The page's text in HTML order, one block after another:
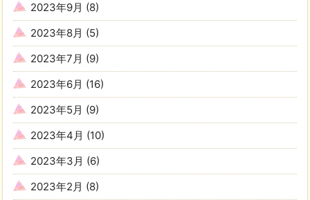
2023年9月 (8)
2023年8月 (5)
2023年7月 (9)
2023年6月 (16)
2023年5月 (9)
2023年4月 (10)
2023年3月 (6)
2023年2月 (8)